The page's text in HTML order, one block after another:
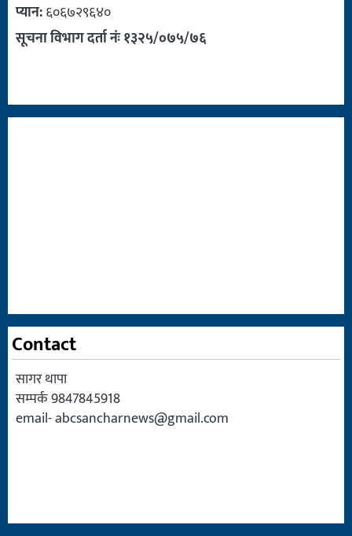
प्यान:६०६७२९६४०
सूचना विभाग दर्ता नंः १३२५/०७५/७६
Contact
सागर थापा
सम्पर्क 9847845918
email-abcsancharnews@gmail.com